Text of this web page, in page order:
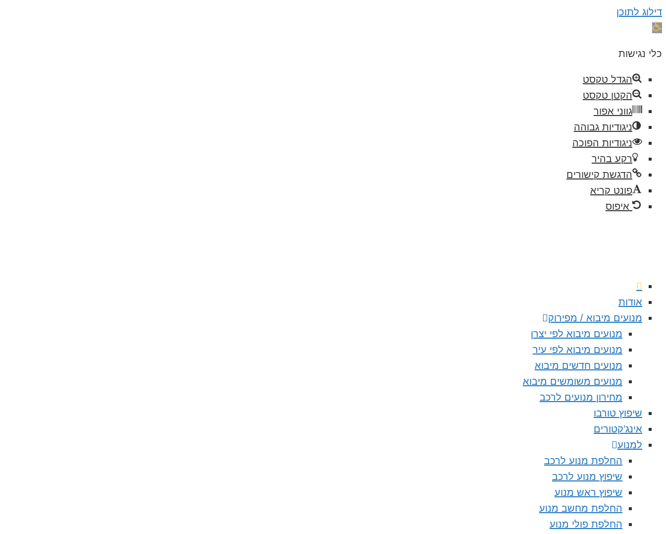
דילוג לתוכן
פתח
נגישות
כלי נגישות
הגדל טקסט
הקטן טקסט
גווני אפור
ניגודיות גבוהה
ניגודיות הפוכה
רקע בהיר
הדגשת קישורים
פונט קריא
איפוס
אודות
מנועים מיבוא / מפירוק
מנועים מיבוא לפי יצרן
מנועים מיבוא לפי עיר
מנועים חדשים מיבוא
מנועים משומשים מיבוא
מחירון מנועים לרכב
שיפוץ טורבו
אינג’קטורים
למנוע
החלפת מנוע לרכב
שיפוץ מנוע לרכב
שיפוץ ראש מנוע
החלפת מחשב מנוע
החלפת פולי מנוע